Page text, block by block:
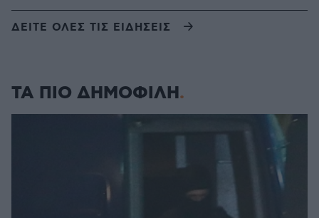
ΔΕΙΤΕ ΟΛΕΣ ΤΙΣ ΕΙΔΗΣΕΙΣ
ΤΑ ΠΙΟ ΔΗΜΟΦΙΛΗ